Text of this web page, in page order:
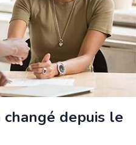
changé depuis le